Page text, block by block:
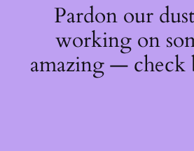
Pardon our
working on
amazing — check